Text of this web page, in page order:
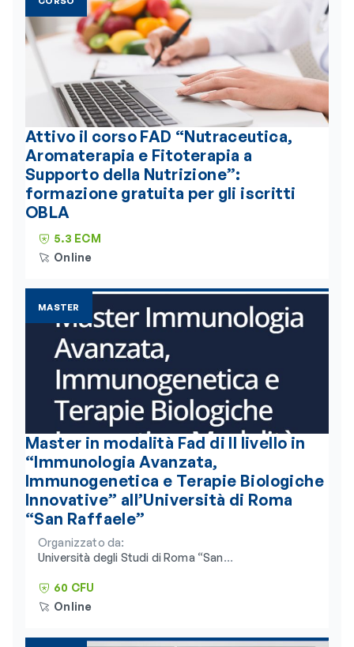
Attivo il corso FAD “Nutraceutica,
Aromaterapia e Fitoterapia a
Supporto della Nutrizione”:
formazione gratuita per gli iscritti
OBLA
5.3 ECM
Online
MASTER
Master in modalità Fad di II livello in
“Immunologia Avanzata,
Immunogenetica e Terapie Biologiche
Innovative” all’Università di Roma
“San Raffaele”
Organizzato da:
Università degli Studi di Roma “San
Humanitas
60 CFU
Online